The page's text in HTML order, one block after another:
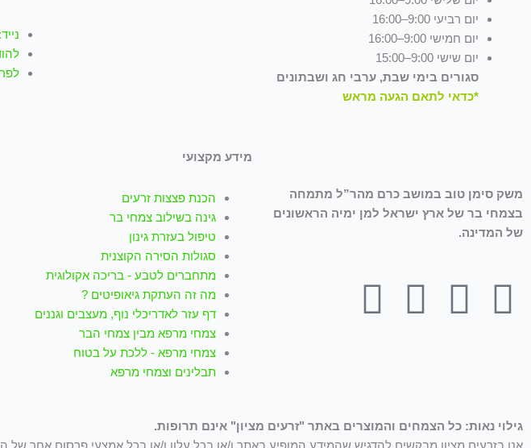
יום רביעי 9:00–16:00
יום חמישי 9:00–16:00
יום שישי 9:00–15:00
סגורים בימי שבת, ערבי חג ושבתונים
*כדאי לתאם הגעה מראש
נייד: 052-5048899
משק סימן טוב במושב כרם מהר”ל מתמחה
בצמחי בר של ארץ ישראל למן ימיה הראשונים
של המדינה.
F
e
Y
t
I
t
W
t
t
מידע מקצועי
הכנת פצצות זרעים
גינה בשילוב צמחי בר
טיפול בעזרת גינון
סגולות הסירה הקוצנית
מתחברים לטבע - בריכה אקולוגית
מה זה העתקת גיאופיטים ?
דף עזר לאדריכלי נוף, מעצבים וגננים
צמחי מרפא מבין צמחי הבר
צמחי מרפא - ללכת על בטוח
תבלינים וצמחי מרפא
גילוי נאות: כל הצמחים והמוצרים באתר "זרעים מציון" אינם תרופות.
אנו בזרעים מציון מבקשים להדגיש שהמידע המופיע באתר ו/או בכל עלון ו/או בכל אמצעי פרסום אחר של